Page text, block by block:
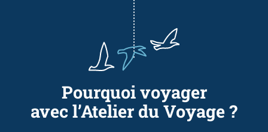
Pourquoi voyager
avec l’Atelier du Voyage ?